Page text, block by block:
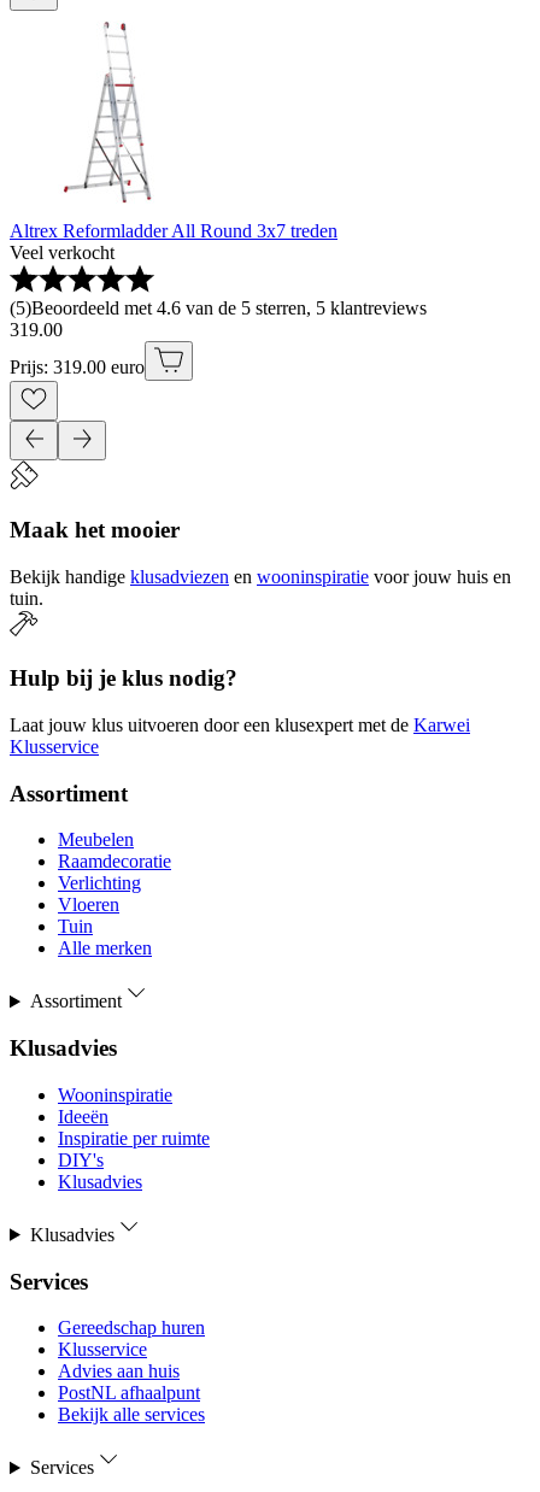
Altrex Reformladder All Round 3x7 treden
Veel verkocht
(5)Beoordeeld met 4.6 van de 5 sterren, 5 klantreviews
319.00
Prijs: 319.00 euro
Maak het mooier
Bekijk handige klusadviezen en wooninspiratie voor jouw huis en
tuin.
Hulp bij je klus nodig?
Laat jouw klus uitvoeren door een klusexpert met de Karwei
Klusservice
Assortiment
Meubelen
Raamdecoratie
Verlichting
Vloeren
Tuin
Alle merken
Assortiment
Klusadvies
Wooninspiratie
Ideeën
Inspiratie per ruimte
DIY's
Klusadvies
Klusadvies
Services
Gereedschap huren
Klusservice
Advies aan huis
PostNL afhaalpunt
Bekijk alle services
Services